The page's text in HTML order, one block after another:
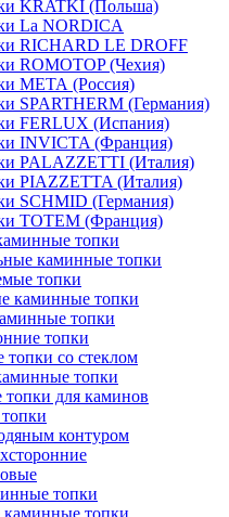
KRATKI (Польша)
La NORDICA
RICHARD LE DROFF
ROMOTOP (Чехия)
МЕТА (Россия)
SPARTHERM (Германия)
FERLUX (Испания)
INVICTA (Франция)
PALAZZETTI (Италия)
PIAZZETTA (Италия)
SCHMID (Германия)
TOTEM (Франция)
топки
каминные топки
топки
каминные топки
топки
топки
со стеклом
топки
для каминов
контуром
топки
топки